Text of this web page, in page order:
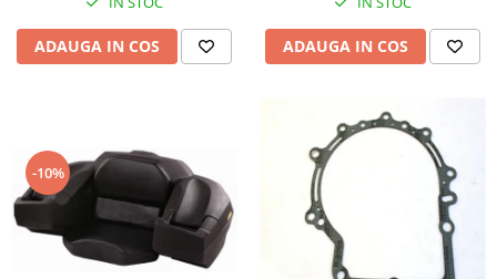
Pompa Presiune
Robinet benzina
CFMOTO
Linhai
Piese Snowmobil
Plastice
ADAUGA IN COS ADAUGA IN COS
-10%